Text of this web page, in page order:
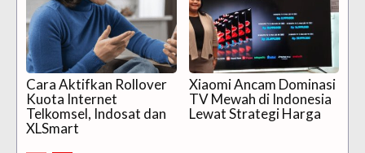
Cara Aktifkan Rollover
Kuota Internet
Telkomsel, Indosat dan
XLSmart
Xiaomi Ancam Dominasi
TV Mewah di Indonesia
Lewat Strategi Harga